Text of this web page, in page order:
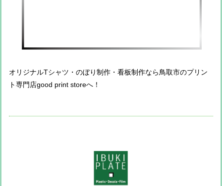
オリジナルTシャツ・のぼり制作・看板制作なら鳥取市のプリン
ト専門店good print storeへ！